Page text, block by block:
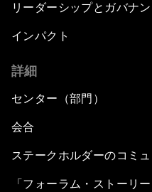
リーダーシップとガバナ
インパクト
詳細
センター（部門）
会合
ステークホルダーのコミ
「フォーラム・ストーリー